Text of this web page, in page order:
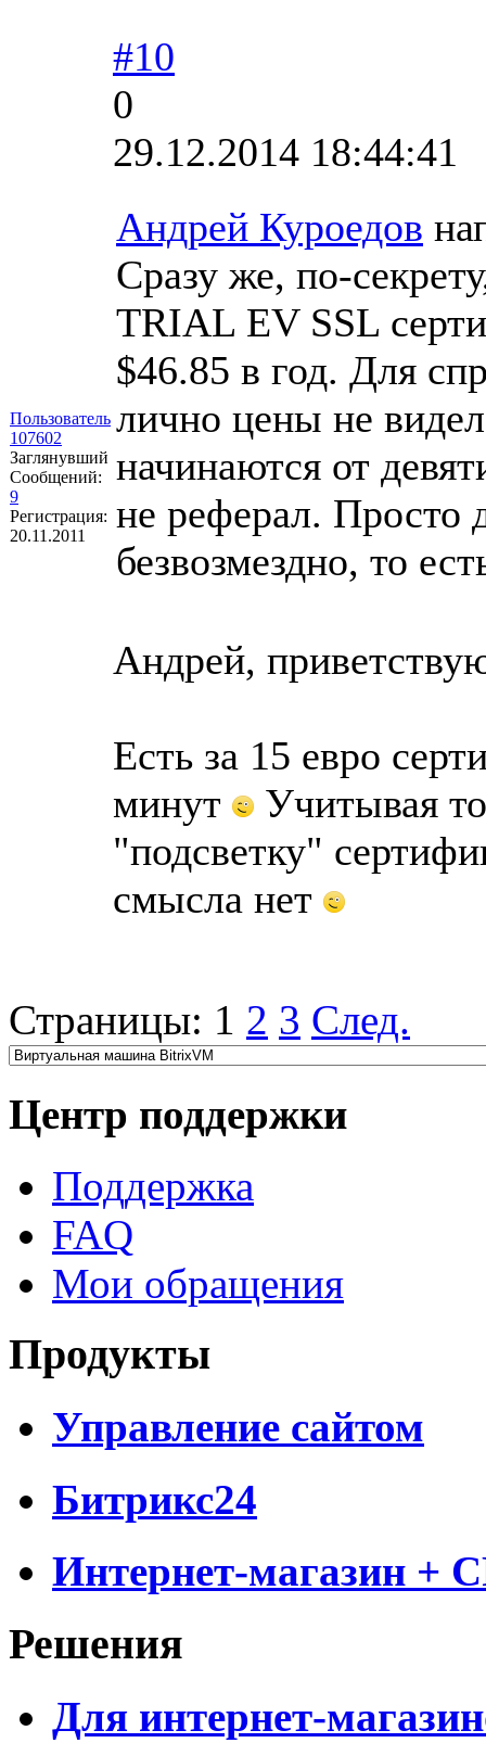
Пользователь
107602
Заглянувший
Сообщений:
9
Регистрация:
20.11.2011
#10
0
29.12.2014 18:44:41
Андрей Куроедов
Сразу же, по-
TRIAL EV SSL
$46.85 в год. Для
лично цены не
начинаются от
не реферал. Просто
безвозмездно, то
Андрей,
Есть за 15 евро
минут
Учитывая
"подсветку"
смысла нет
Страницы: 1 2 3 След.
Центр поддержки
Поддержка
FAQ
Мои обращения
Продукты
Управление сайтом
Битрикс24
Интернет-магазин +
Решения
Для интернет-